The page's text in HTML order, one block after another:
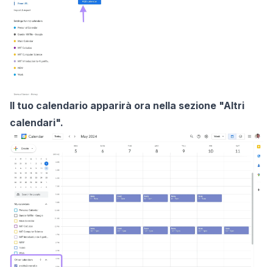
Il tuo calendario apparirà ora nella sezione "Altri
calendari".